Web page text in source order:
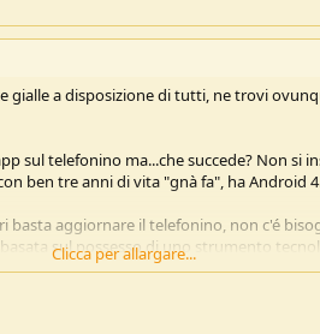
gialle a disposizione di tutti, ne trovi
sul telefonino ma...che succede? Non si
ben tre anni di vita "gnà fa", ha Android
basta aggiornare il telefonino, non c'é
sul possesso di uno strumento
Clicca per allargare...